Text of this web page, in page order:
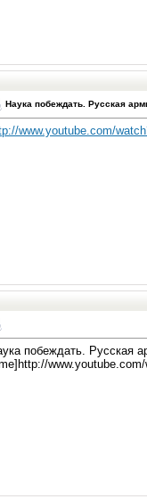
Наука побеждать. Русская
www.youtube.com/
побеждать. Русская